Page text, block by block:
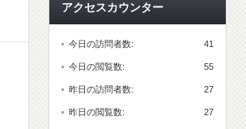
アクセスカウンター
41
今日の訪問者数:
55
今日の閲覧数:
27
昨日の訪問者数:
27
昨日の閲覧数: